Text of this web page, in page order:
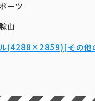
ーツ
山
(4288×2859)[その他